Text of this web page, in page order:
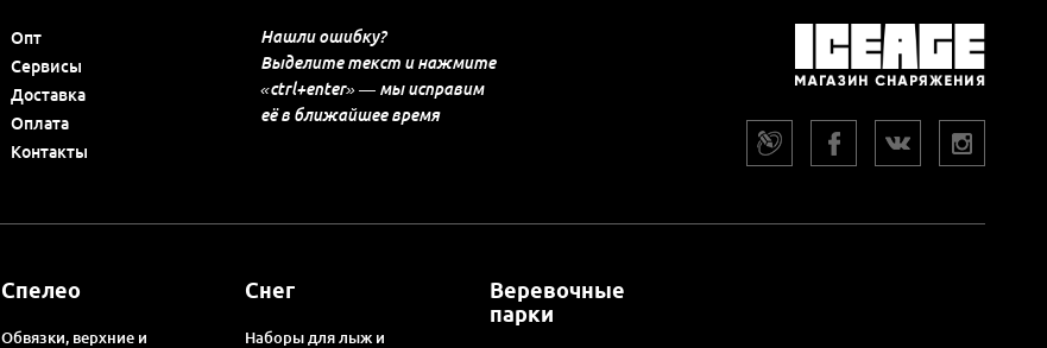
Опт
Сервисы
Доставка
Оплата
Контакты
Нашли ошибку?
Выделите текст и нажмите
«ctrl+enter» — мы исправим
её в ближайшее время
Спелео
Обвязки, верхние и
Снег
Наборы для лыж и
Веревочные
парки